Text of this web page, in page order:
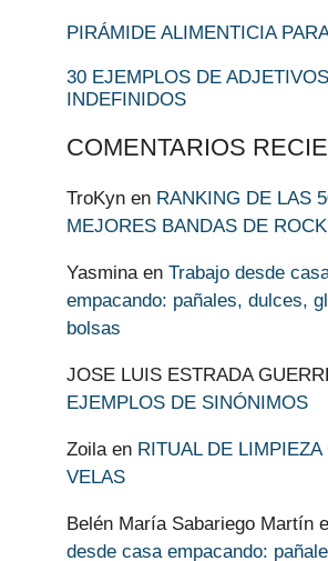
PIRÁMIDE ALIMENTICIA
30 EJEMPLOS DE ADJETIVOS
INDEFINIDOS
COMENTARIOS
TroKyn en RANKING DE LAS
MEJORES BANDAS DE
Yasmina en Trabajo desde
empacando: pañales, dulces,
bolsas
JOSE LUIS ESTRADA
EJEMPLOS DE SINÓNIMOS
Zoila en RITUAL DE LIMPIEZA
VELAS
Belén María Sabariego Martín
desde casa empacando: